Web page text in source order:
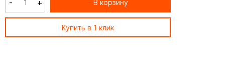
- + В корзину
Купить в 1 клик